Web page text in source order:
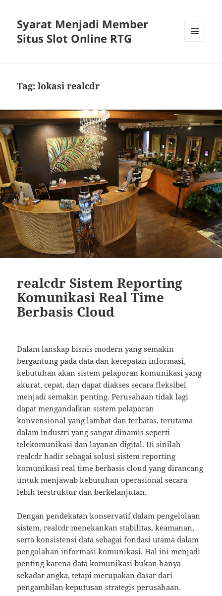
Syarat Menjadi Member
Situs Slot Online RTG
Tag:lokasi realcdr
realcdr Sistem Reporting
Komunikasi Real Time
Berbasis Cloud
Dalam lanskap bisnis modern yang semakin
bergantung pada data dan kecepatan informasi,
kebutuhan akan sistem pelaporan komunikasi yang
akurat, cepat, dan dapat diakses secara fleksibel
menjadi semakin penting. Perusahaan tidak lagi
dapat mengandalkan sistem pelaporan
konvensional yang lambat dan terbatas, terutama
dalam industri yang sangat dinamis seperti
telekomunikasi dan layanan digital. Di sinilah
realcdr hadir sebagai solusi sistem reporting
komunikasi real time berbasis cloud yang dirancang
untuk menjawab kebutuhan operasional secara
lebih terstruktur dan berkelanjutan.
Dengan pendekatan konservatif dalam pengelolaan
sistem, realcdr menekankan stabilitas, keamanan,
serta konsistensi data sebagai fondasi utama dalam
pengolahan informasi komunikasi. Hal ini menjadi
penting karena data komunikasi bukan hanya
sekadar angka, tetapi merupakan dasar dari
pengambilan keputusan strategis perusahaan.